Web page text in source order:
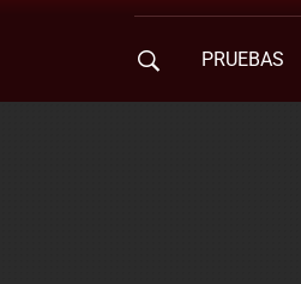
PRUEBAS